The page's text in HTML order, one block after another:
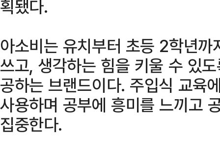
획됐다.
아소비는 유치부터 초등 2학년
쓰고, 생각하는 힘을 키울 수 있
공하는 브랜드이다. 주입식 교육
사용하며 공부에 흥미를 느끼고
집중한다.